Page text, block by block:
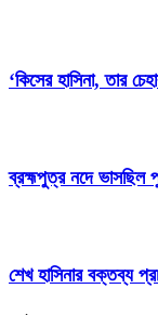
‘কিসের হাসিনা, তার
ব্রহ্মপুত্র নদে ভাসছিল
শেখ হাসিনার বক্তব্য